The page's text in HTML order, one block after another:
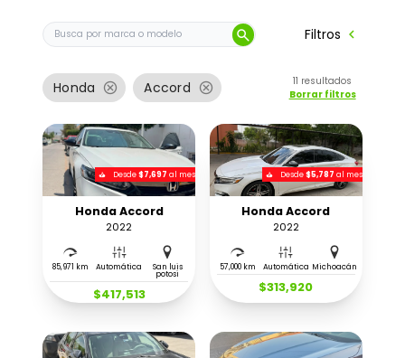
Buscar auto por marca o modelo
search Filtros chevron_left
Honda cancel Accord cancel 11 resultados
Borrar filtros
Desde$7,697 al mes
Honda Accord
2022
85,971 km Automática San luis
potosi
$417,513
Desde$5,787 al mes
Honda Accord
2022
57,000 km Automática Michoacán
$313,920